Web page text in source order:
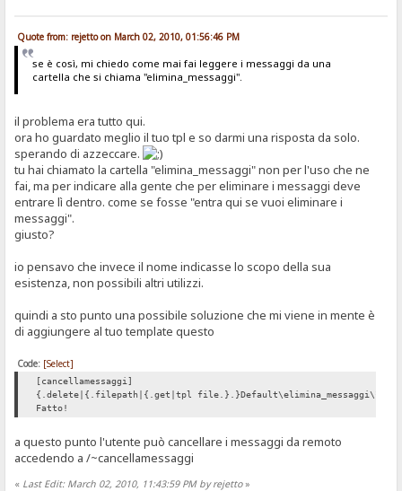
Quote from: rejetto on March 02, 2010, 01:56:46 PM
se è così, mi chiedo come mai fai leggere i messaggi da una
cartella che si chiama "elimina_messaggi".
il problema era tutto qui.
ora ho guardato meglio il tuo tpl e so darmi una risposta da solo.
sperando di azzeccare.
tu hai chiamato la cartella "elimina_messaggi" non per l'uso che ne
fai, ma per indicare alla gente che per eliminare i messaggi deve
entrare lì dentro. come se fosse "entra qui se vuoi eliminare i
messaggi".
giusto?
io pensavo che invece il nome indicasse lo scopo della sua
esistenza, non possibili altri utilizzi.
quindi a sto punto una possibile soluzione che mi viene in mente è
di aggiungere al tuo template questo
Code: [Select]
[cancellamessaggi]
{.delete|{.filepath|{.get|tpl
Fatto!
a questo punto l'utente può cancellare i messaggi da remoto
accedendo a /~cancellamessaggi
« Last Edit: March 02, 2010, 11:43:59 PM by rejetto»